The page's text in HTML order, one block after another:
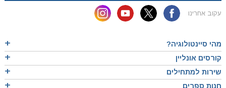
עקוב אחרינו
מהי סיינטולוגיה?
קורסים אונליין
שירות למתחילים
חנות ספרים